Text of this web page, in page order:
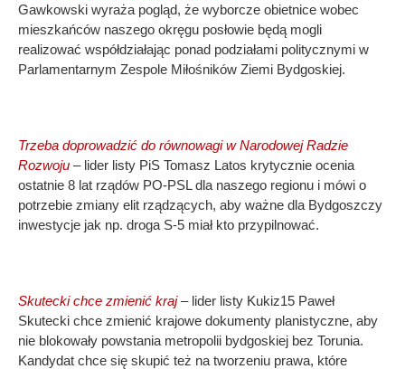
Gawkowski wyraża pogląd, że wyborcze obietnice wobec
mieszkańców naszego okręgu posłowie będą mogli
realizować współdziałając ponad podziałami politycznymi w
Parlamentarnym Zespole Miłośników Ziemi Bydgoskiej.
Trzeba doprowadzić do równowagi w Narodowej Radzie
Rozwoju – lider listy PiS Tomasz Latos krytycznie ocenia
ostatnie 8 lat rządów PO-PSL dla naszego regionu i mówi o
potrzebie zmiany elit rządzących, aby ważne dla Bydgoszczy
inwestycje jak np. droga S-5 miał kto przypilnować.
Skutecki chce zmienić kraj– lider listy Kukiz15 Paweł
Skutecki chce zmienić krajowe dokumenty planistyczne, aby
nie blokowały powstania metropolii bydgoskiej bez Torunia.
Kandydat chce się skupić też na tworzeniu prawa, które